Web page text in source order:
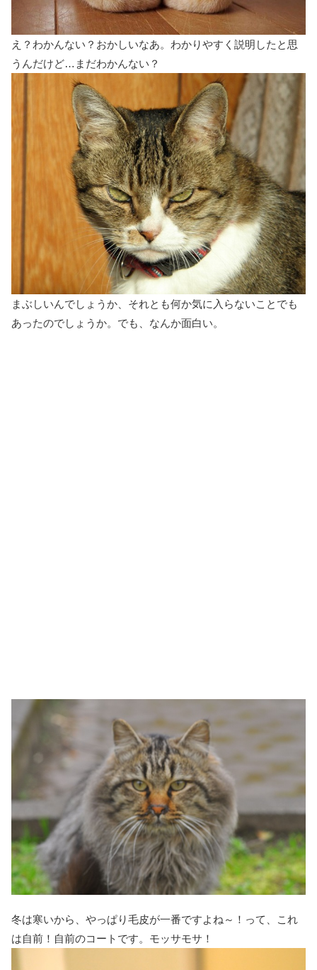
え？わかんない？おかしいなあ。わかりやすく説明したと思
うんだけど…まだわかんない？
まぶしいんでしょうか、それとも何か気に入らないことでも
あったのでしょうか。でも、なんか面白い。
冬は寒いから、やっぱり毛皮が一番ですよね～！って、これ
は自前！自前のコートです。モッサモサ！